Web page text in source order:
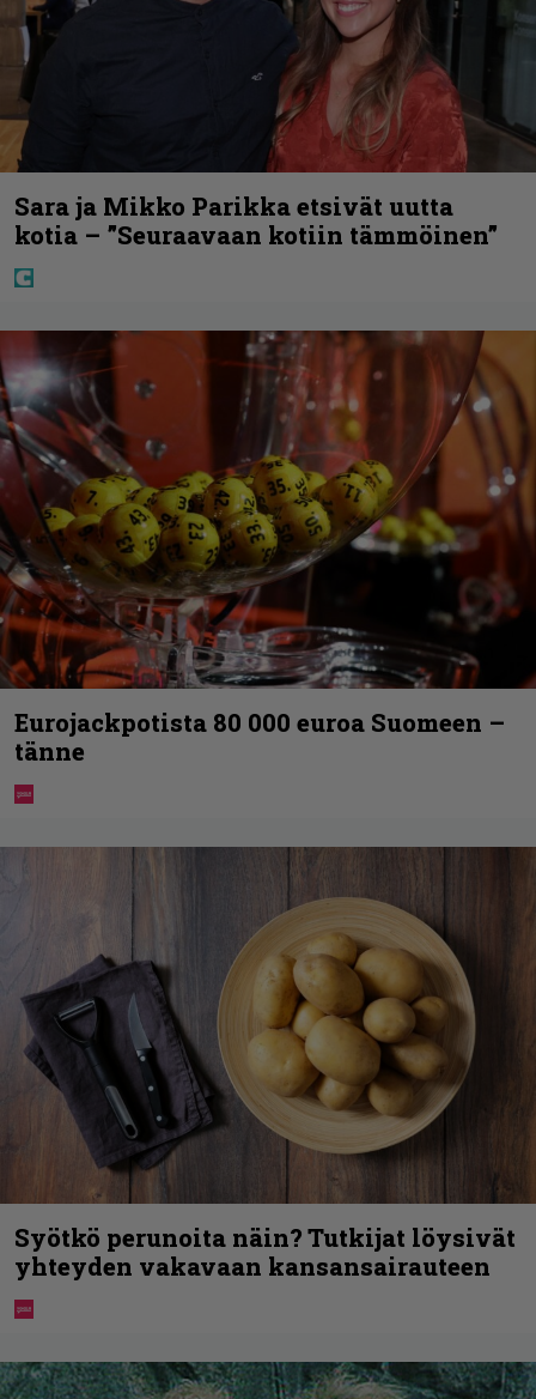
Sara ja Mikko Parikka etsivät uutta
kotia – ”Seuraavaan kotiin tämmöinen”
Eurojackpotista 80 000 euroa Suomeen –
tänne
Syötkö perunoita näin? Tutkijat löysivät
yhteyden vakavaan kansansairauteen